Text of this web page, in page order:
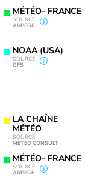
MÉTÉO- FRANCE
SOURCE
ARPEGE
NOAA (USA)
SOURCE
GFS
LA CHAÎNE
MÉTÉO
SOURCE
METEO CONSULT
MÉTÉO- FRANCE
SOURCE
ARPEGE